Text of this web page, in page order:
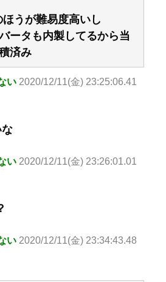
うが難易度高いし
ータも内製してるから当
済み
い 2020/12/11(金) 23:25:06.41
な
い 2020/12/11(金) 23:26:01.01
い 2020/12/11(金) 23:34:43.48